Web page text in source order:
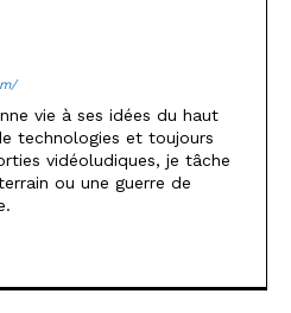
vie à ses idées du haut
technologies et toujours
vidéoludiques, je tâche
ou une guerre de